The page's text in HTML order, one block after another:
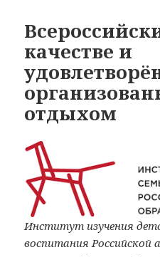
качестве и
отдыхом
Институт изучения
воспитания Российской